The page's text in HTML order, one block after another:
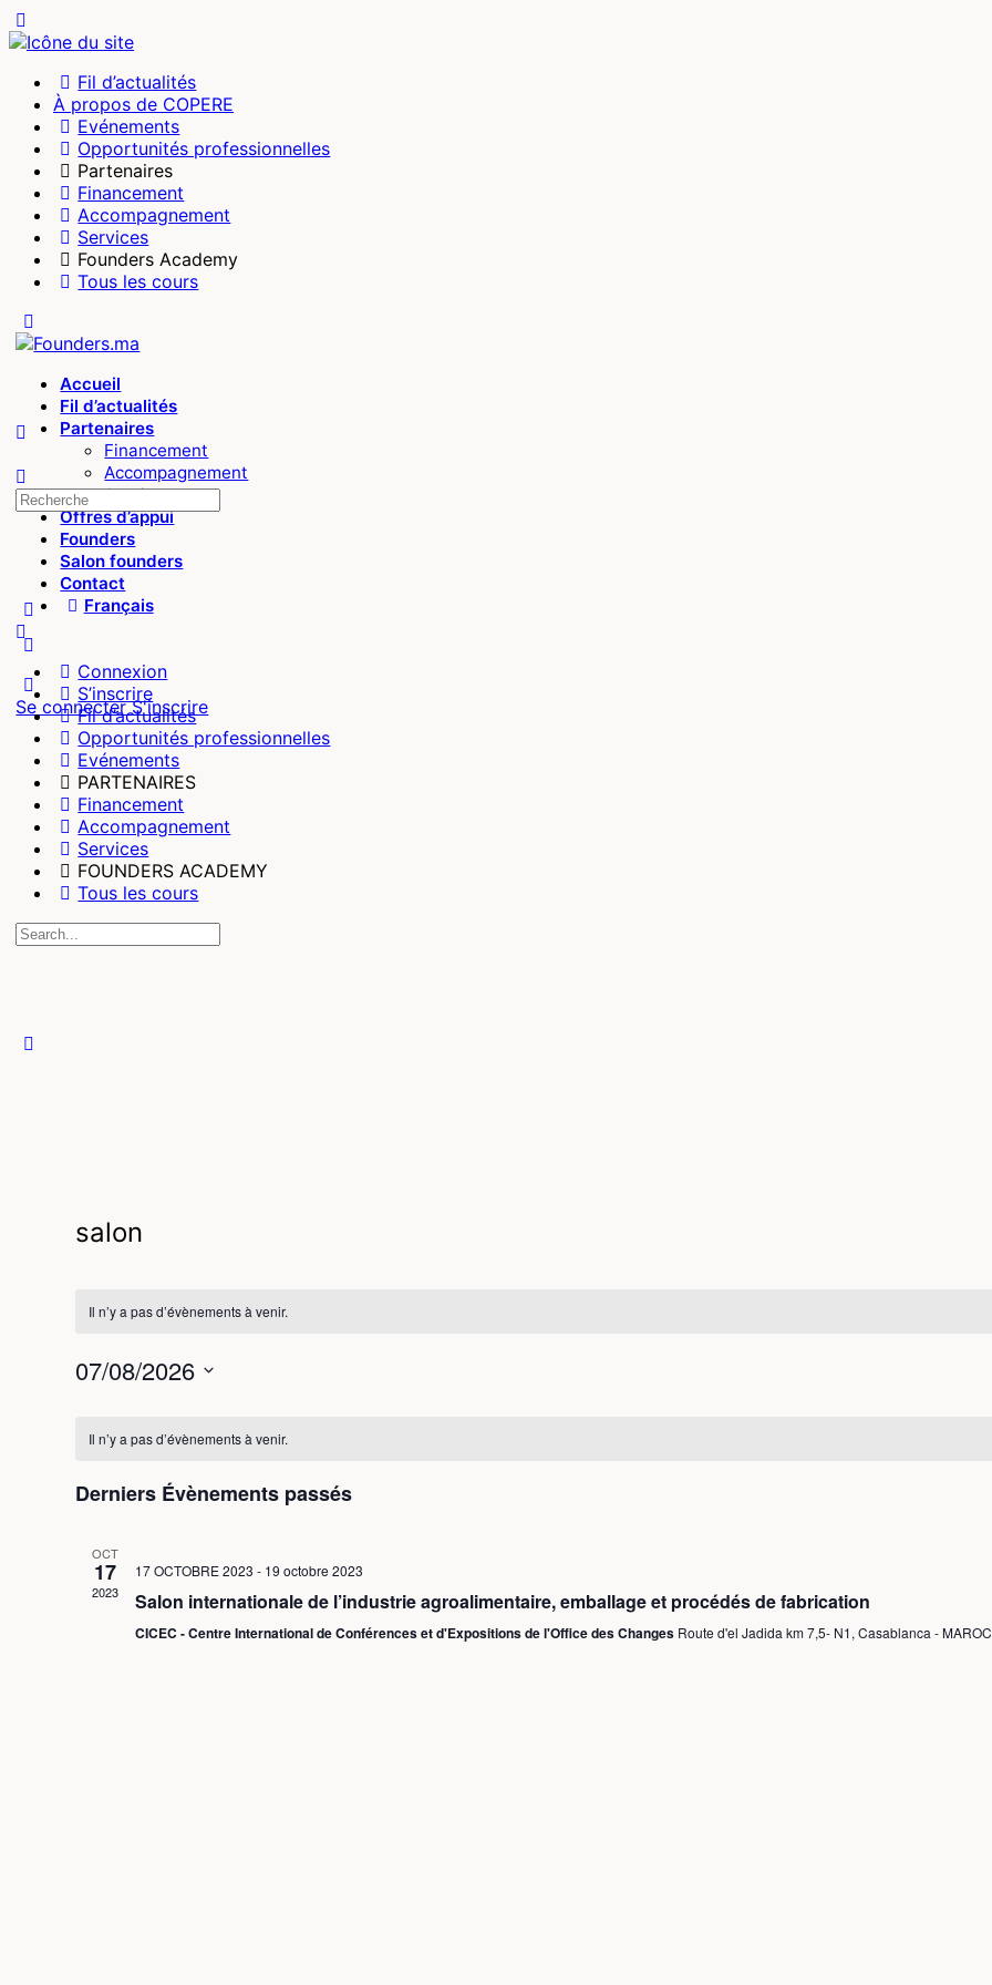
Side
Fil d’actualités
À propos de COPERE
Evénements
Opportunités professionnelles
Partenaires
Financement
Accompagnement
Services
Founders Academy
Tous les cours
Side
Accueil
Fil d’actualités
Partenaires
Financement
Accompagnement
Services
Offres d’appui
Founders
Salon founders
Contact
Français
options
Se connecterS'inscrire
Recherche
pour:
Connexion
S’inscrire
Fil d’actualités
Opportunités professionnelles
Evénements
PARTENAIRES
Financement
Accompagnement
Services
FOUNDERS ACADEMY
Tous les cours
Recherche
salon
Il n’y a pas d’évènements à venir.
07/08/2026
date.
de
Évènements
Il n’y a pas d’évènements à venir.
Derniers Évènements passés
OCT
17
2023
17 OCTOBRE 2023 - 19 octobre 2023
Salon internationale de l’industrie agroalimentaire, emballage et procédés de fabrication
CICEC - Centre International de Conférences et d'Expositions de l'Office des Changes Route d'el Jadida km 7,5- N1, Casablanca -